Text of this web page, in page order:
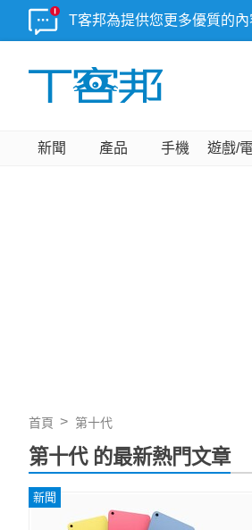
T客邦為提供您更多優質的
新聞 產品 手機 遊戲/
首頁 第十代
第十代 的最新熱門文章
新聞